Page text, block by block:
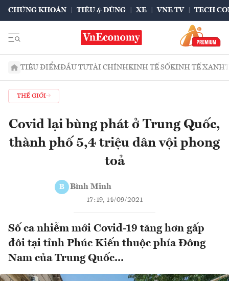
CHỨNG KHOÁN TIÊU & DÙNG XE VNE TV TECH
TIÊU ĐIỂMĐẦU TƯTÀI CHÍNHKINH TẾ SỐKINH TẾ XANH
THẾ GIỚI
Covid lại bùng phát ở Trung Quốc,
thành phố 5,4 triệu dân vội phong
toả
B Bình Minh
17:19, 14/09/2021
Số ca nhiễm mới Covid-19 tăng hơn gấp
đôi tại tỉnh Phúc Kiến thuộc phía Đông
Nam của Trung Quốc...